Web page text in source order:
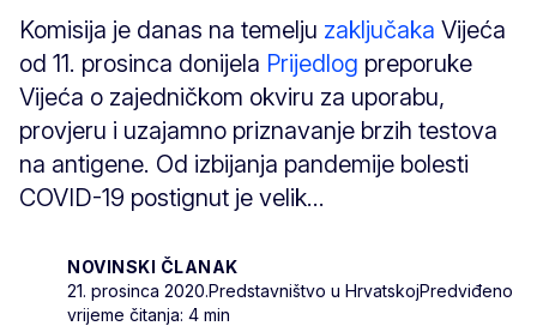
Komisija je danas na temelju zaključaka Vijeća
od 11. prosinca donijela Prijedlog preporuke
Vijeća o zajedničkom okviru za uporabu,
provjeru i uzajamno priznavanje brzih testova
na antigene. Od izbijanja pandemije bolesti
COVID-19 postignut je velik...
NOVINSKI ČLANAK
21. prosinca 2020.Predstavništvo u HrvatskojPredviđeno
vrijeme čitanja: 4 min